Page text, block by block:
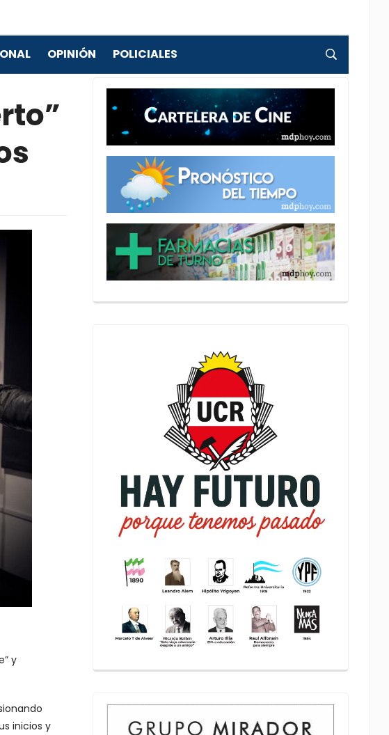
OPINIÓN POLICIALES
y
inicios y